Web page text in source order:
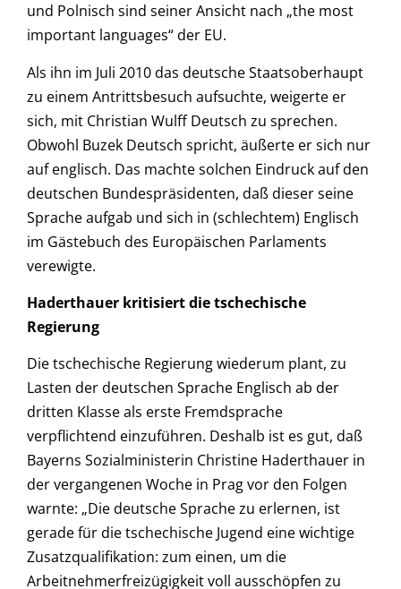
und Polnisch sind seiner Ansicht nach „the most
important languages“ der EU.
Als ihn im Juli 2010 das deutsche Staatsoberhaupt
zu einem Antrittsbesuch aufsuchte, weigerte er
sich, mit Christian Wulff Deutsch zu sprechen.
Obwohl Buzek Deutsch spricht, äußerte er sich nur
auf englisch. Das machte solchen Eindruck auf den
deutschen Bundespräsidenten, daß dieser seine
Sprache aufgab und sich in (schlechtem) Englisch
im Gästebuch des Europäischen Parlaments
verewigte.
Haderthauer kritisiert die tschechische
Regierung
Die tschechische Regierung wiederum plant, zu
Lasten der deutschen Sprache Englisch ab der
dritten Klasse als erste Fremdsprache
verpflichtend einzuführen. Deshalb ist es gut, daß
Bayerns Sozialministerin Christine Haderthauer in
der vergangenen Woche in Prag vor den Folgen
warnte: „Die deutsche Sprache zu erlernen, ist
gerade für die tschechische Jugend eine wichtige
Zusatzqualifikation: zum einen, um die
Arbeitnehmerfreizügigkeit voll ausschöpfen zu